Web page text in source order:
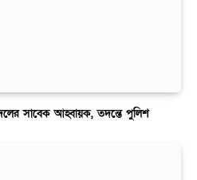
সাবেক আহ্বায়ক, তদন্তে পুলিশ